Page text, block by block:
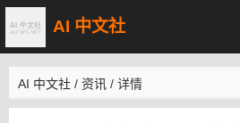
AI 中文社
AI 中文社 / 资讯 / 详情